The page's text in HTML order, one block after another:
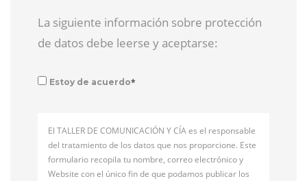
La siguiente información sobre protección
de datos debe leerse y aceptarse:
Estoy de acuerdo*
El TALLER DE COMUNICACIÓN Y CÍA es el responsable
del tratamiento de los datos que nos proporcione. Este
formulario recopila tu nombre, correo electrónico y
Website con el único fin de que podamos publicar los